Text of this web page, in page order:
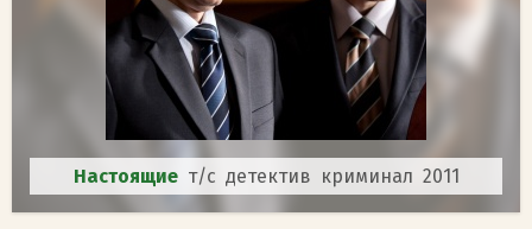
Настоящие т/с детектив криминал 2011